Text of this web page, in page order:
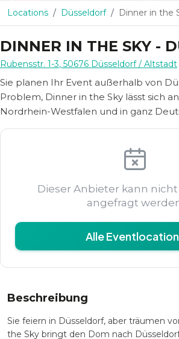
Locations Düsseldorf Dinner in the
DINNER IN THE SKY -
Rubensstr. 1-3, 50676 Düsseldorf/ Altstadt
Sie planen Ihr Event außerhalb von
Problem, Dinner in the Sky lässt sich
Nordrhein-Westfalen und in ganz
Dieser Anbieter kann
angefragt
Alle
Beschreibung
Sie feiern in Düsseldorf, aber träumen
the Sky bringt den Dom nach